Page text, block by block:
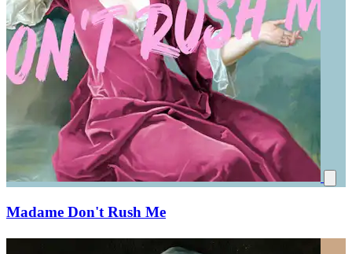
Madame Don't Rush Me